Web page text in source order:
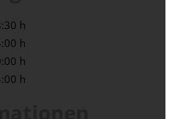
h
h
h
h